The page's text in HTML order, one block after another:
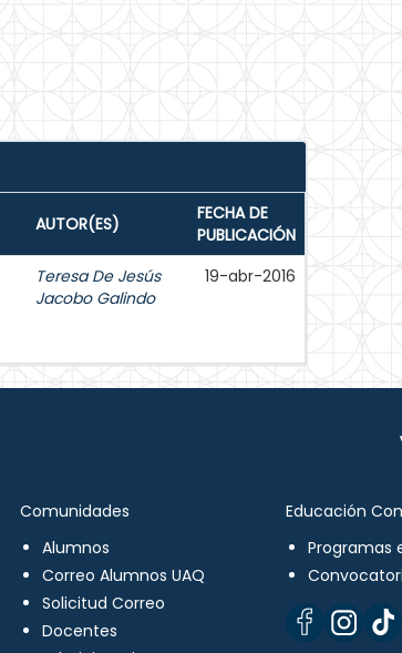
AUTOR(ES)
FECHA DE
PUBLICACIÓN
Teresa De Jesús
Jacobo Galindo
19-abr-2016
Comunidades
Alumnos
Correo Alumnos UAQ
Solicitud Correo
Docentes
Educación
Programas